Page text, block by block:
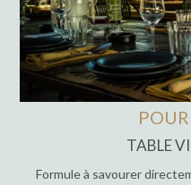
TABLE
Formule à savourer